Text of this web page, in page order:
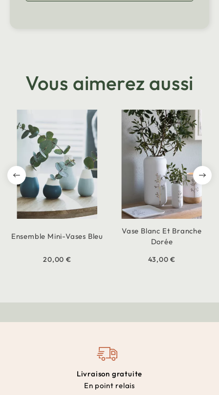
Vous aimerez aussi
Ensemble Mini-Vases Bleu
20,00 €
Vase Blanc Et Branche
Dorée
43,00 €
Livraison gratuite
En point relais